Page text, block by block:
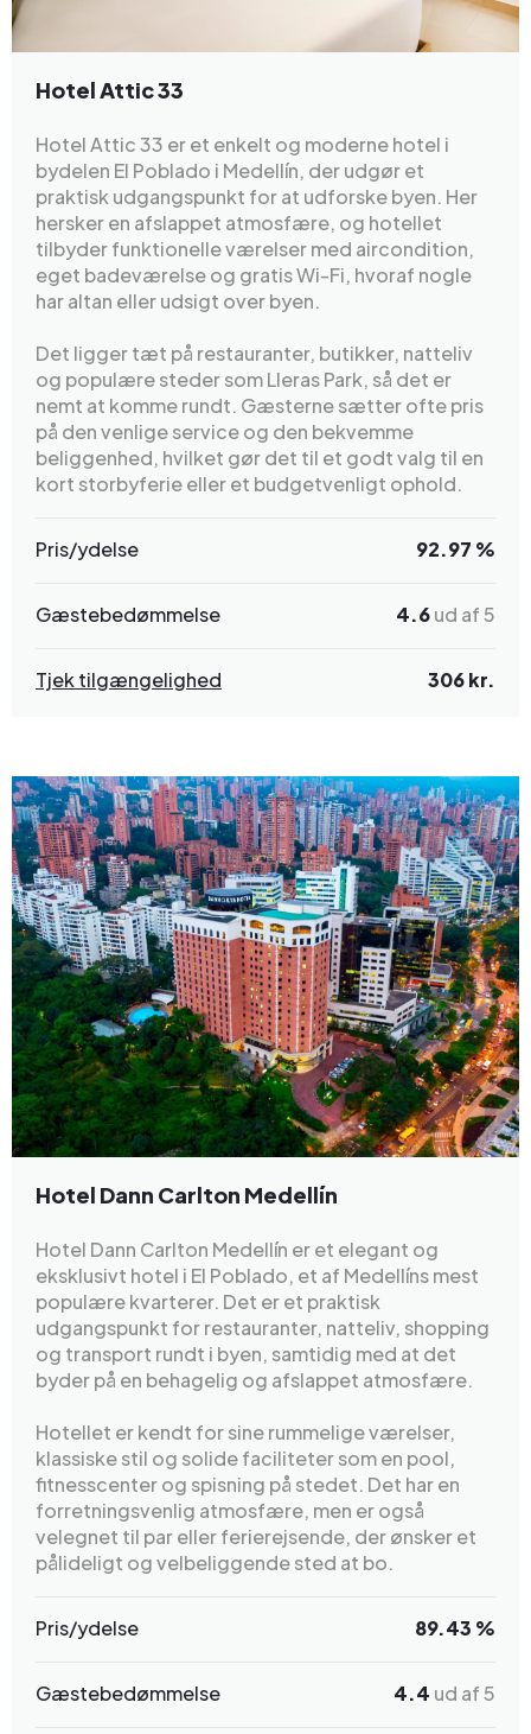
Hotel Attic 33
Hotel Attic 33 er et enkelt og moderne hotel i
bydelen El Poblado i Medellín, der udgør et
praktisk udgangspunkt for at udforske byen. Her
hersker en afslappet atmosfære, og hotellet
tilbyder funktionelle værelser med aircondition,
eget badeværelse og gratis Wi-Fi, hvoraf nogle
har altan eller udsigt over byen.
Det ligger tæt på restauranter, butikker, natteliv
og populære steder som Lleras Park, så det er
nemt at komme rundt. Gæsterne sætter ofte pris
på den venlige service og den bekvemme
beliggenhed, hvilket gør det til et godt valg til en
kort storbyferie eller et budgetvenligt ophold.
Pris/ydelse 92.97 %
Gæstebedømmelse 4.6ud af 5
Tjek tilgængelighed 306 kr.
Hotel Dann Carlton Medellín
Hotel Dann Carlton Medellín er et elegant og
eksklusivt hotel i El Poblado, et af Medellíns mest
populære kvarterer. Det er et praktisk
udgangspunkt for restauranter, natteliv, shopping
og transport rundt i byen, samtidig med at det
byder på en behagelig og afslappet atmosfære.
Hotellet er kendt for sine rummelige værelser,
klassiske stil og solide faciliteter som en pool,
fitnesscenter og spisning på stedet. Det har en
forretningsvenlig atmosfære, men er også
velegnet til par eller ferierejsende, der ønsker et
pålideligt og velbeliggende sted at bo.
Pris/ydelse 89.43 %
Gæstebedømmelse 4.4 ud af 5